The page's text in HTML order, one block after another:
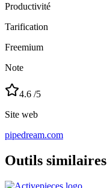
Productivité
Tarification
Freemium
Note
4.6 /5
Site web
pipedream.com
Outils similaires